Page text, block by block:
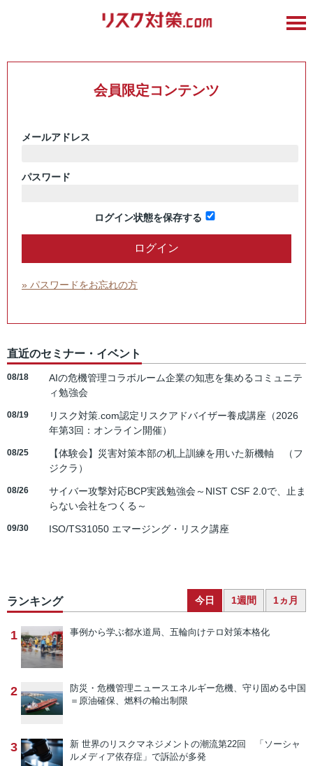
会員限定コンテンツ
メールアドレス
パスワード
ログイン状態を保存する
» パスワードをお忘れの方
直近のセミナー・イベント
08/18
AIの危機管理コラボルーム企業の知恵を集めるコミュニテ
ィ勉強会
08/19
リスク対策.com認定リスクアドバイザー養成講座（2026
年第3回：オンライン開催）
08/25
【体験会】災害対策本部の机上訓練を用いた新機軸 （フ
ジクラ）
08/26
サイバー攻撃対応BCP実践勉強会～NIST CSF 2.0で、止ま
らない会社をつくる～
09/30 ISO/TS31050 エマージング・リスク講座
ランキング 今日 1週間 1ヵ月
1 事例から学ぶ都水道局、五輪向けテロ対策本格化
2 防災・危機管理ニュースエネルギー危機、守り固める中国
＝原油確保、燃料の輸出制限
3 新 世界のリスクマネジメントの潮流第22回 「ソーシャ
ルメディア依存症」で訴訟が多発